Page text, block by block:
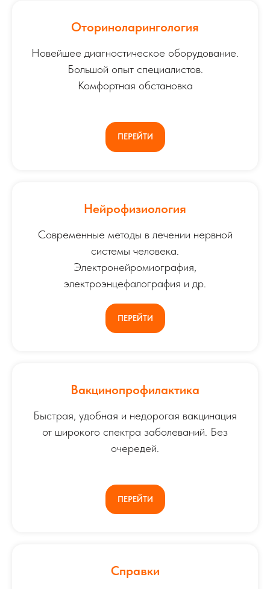
Оториноларингология
Новейшее диагностическое оборудование.
Большой опыт специалистов.
Комфортная обстановка
ПЕРЕЙТИ
Нейрофизиология
Современные методы в лечении нервной
системы человека.
Электронейромиография,
электроэнцефалография и др.
ПЕРЕЙТИ
Вакцинопрофилактика
Быстрая, удобная и недорогая вакцинация
от широкого спектра заболеваний. Без
очередей.
ПЕРЕЙТИ
Справки